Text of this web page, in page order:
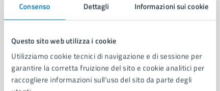
Consenso Dettagli Informazioni sui cookie
Questo sito web utilizza i cookie
Utilizziamo cookie tecnici di navigazione e di sessione per
garantire la corretta fruizione del sito e cookie analitici per
raccogliere informazioni sull'uso del sito da parte degli
Organi di governo
Municipalità
Uffici
Enti e fondazioni
Politici